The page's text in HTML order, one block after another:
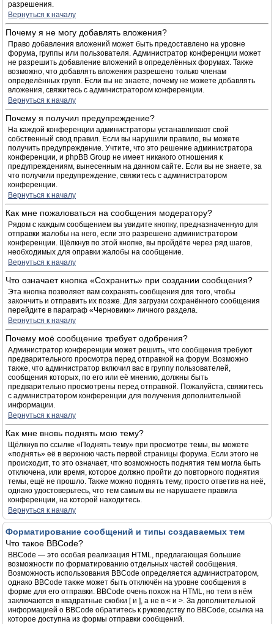
разрешения.
Вернуться к началу
Почему я не могу добавлять вложения?
Право добавления вложений может быть предоставлено на уровне
форума, группы или пользователя. Администратор конференции может
не разрешить добавление вложений в определённых форумах. Также
возможно, что добавлять вложения разрешено только членам
определённых групп. Если вы не знаете, почему не можете добавлять
вложения, свяжитесь с администратором конференции.
Вернуться к началу
Почему я получил предупреждение?
На каждой конференции администраторы устанавливают свой
собственный свод правил. Если вы нарушили правило, вы можете
получить предупреждение. Учтите, что это решение администратора
конференции, и phpBB Group не имеет никакого отношения к
предупреждениям, вынесенным на данном сайте. Если вы не знаете, за
что получили предупреждение, свяжитесь с администратором
конференции.
Вернуться к началу
Как мне пожаловаться на сообщения модератору?
Рядом с каждым сообщением вы увидите кнопку, предназначенную для
отправки жалобы на него, если это разрешено администратором
конференции. Щёлкнув по этой кнопке, вы пройдёте через ряд шагов,
необходимых для оправки жалобы на сообщение.
Вернуться к началу
Что означает кнопка «Сохранить» при создании сообщения?
Эта кнопка позволяет вам сохранять сообщения для того, чтобы
закончить и отправить их позже. Для загрузки сохранённого сообщения
перейдите в параграф «Черновики» личного раздела.
Вернуться к началу
Почему моё сообщение требует одобрения?
Администратор конференции может решить, что сообщения требуют
предварительного просмотра перед отправкой на форум. Возможно
также, что администратор включил вас в группу пользователей,
сообщения которых, по его или её мнению, должны быть
предварительно просмотрены перед отправкой. Пожалуйста, свяжитесь
с администратором конференции для получения дополнительной
информации.
Вернуться к началу
Как мне вновь поднять мою тему?
Щёлкнув по ссылке «Поднять тему» при просмотре темы, вы можете
«поднять» её в верхнюю часть первой страницы форума. Если этого не
происходит, то это означает, что возможность поднятия тем могла быть
отключена, или время, которое должно пройти до повторного поднятия
темы, ещё не прошло. Также можно поднять тему, просто ответив на неё,
однако удостоверьтесь, что тем самым вы не нарушаете правила
конференции, на которой находитесь.
Вернуться к началу
Форматирование сообщений и типы создаваемых тем
Что такое BBCode?
BBCode — это особая реализация HTML, предлагающая большие
возможности по форматированию отдельных частей сообщения.
Возможность использования BBCode определяется администратором,
однако BBCode также может быть отключён на уровне сообщения в
форме для его отправки. BBCode очень похож на HTML, но теги в нём
заключаются в квадратные скобки [ и ], а не в < и >. За дополнительной
информацией о BBCode обратитесь к руководству по BBCode, ссылка на
которое доступна из формы отправки сообщений.